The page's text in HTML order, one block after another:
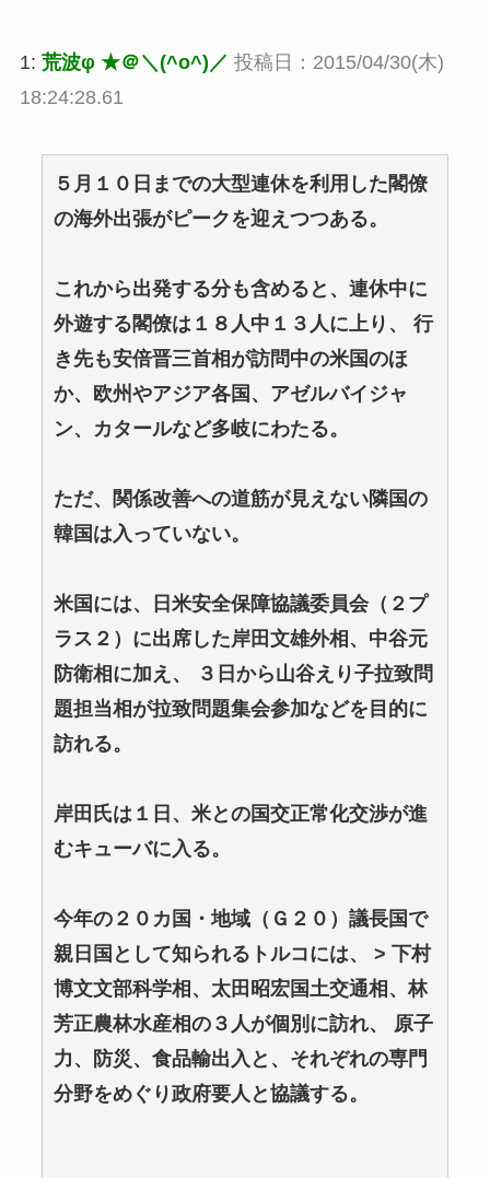
1: 荒波φ ★＠＼(^o^)／ 投稿日：2015/04/30(木)
18:24:28.61
５月１０日までの大型連休を利用した閣僚
の海外出張がピークを迎えつつある。
これから出発する分も含めると、連休中に
外遊する閣僚は１８人中１３人に上り、 行
き先も安倍晋三首相が訪問中の米国のほ
か、欧州やアジア各国、アゼルバイジャ
ン、カタールなど多岐にわたる。
ただ、関係改善への道筋が見えない隣国の
韓国は入っていない。
米国には、日米安全保障協議委員会（２プ
ラス２）に出席した岸田文雄外相、中谷元
防衛相に加え、 ３日から山谷えり子拉致問
題担当相が拉致問題集会参加などを目的に
訪れる。
岸田氏は１日、米との国交正常化交渉が進
むキューバに入る。
今年の２０カ国・地域（Ｇ２０）議長国で
親日国として知られるトルコには、 > 下村
博文文部科学相、太田昭宏国土交通相、林
芳正農林水産相の３人が個別に訪れ、 原子
力、防災、食品輸出入と、それぞれの専門
分野をめぐり政府要人と協議する。